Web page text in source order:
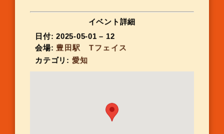
イベント詳細
日付: 2025-05-01 – 12
会場: 豊田駅 Tフェイス
カテゴリ: 愛知